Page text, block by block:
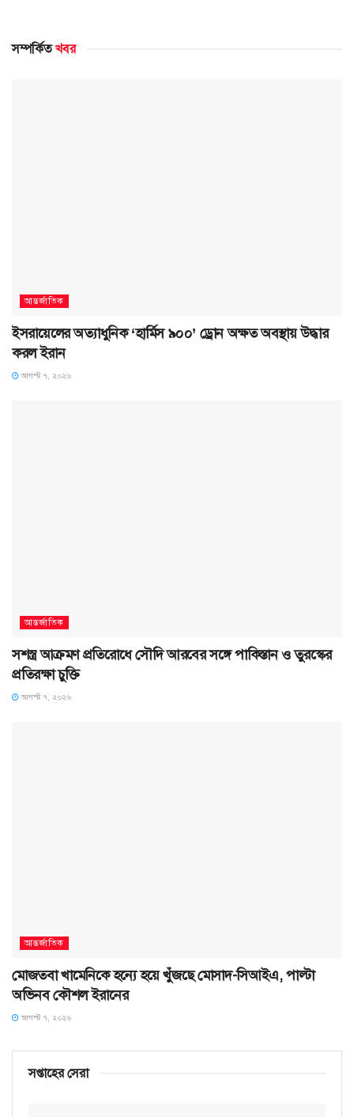
সম্পর্কিতখবর
আন্তর্জাতিক
ইসরায়েলের অত্যাধুনিক ‘হার্মিস ৯০০’ ড্রোন অক্ষত অবস্থায় উদ্ধার
করল ইরান
আগস্ট ৭, ২০২৬
আন্তর্জাতিক
সশস্ত্র আক্রমণ প্রতিরোধে সৌদি আরবের সঙ্গে পাকিস্তান ও তুরস্কের
প্রতিরক্ষা চুক্তি
আগস্ট ৭, ২০২৬
আন্তর্জাতিক
মোজতবা খামেনিকে হন্যে হয়ে খুঁজছে মোসাদ-সিআইএ, পাল্টা
অভিনব কৌশল ইরানের
আগস্ট ৭, ২০২৬
সপ্তাহের সেরা